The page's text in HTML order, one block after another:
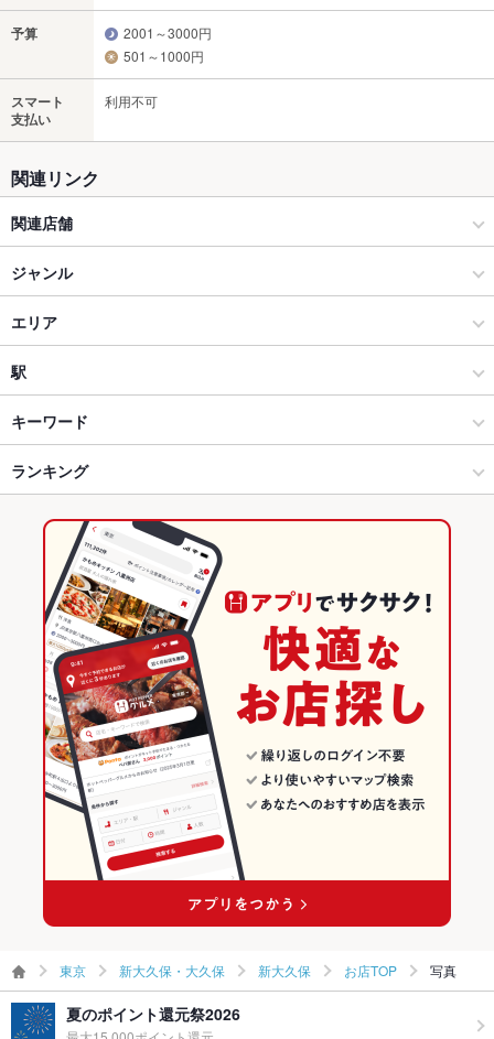
予算
2001～3000円
501～1000円
スマート
支払い
利用不可
関連リンク
関連店舗
新大久保 韓国横丁 『チュンヒャンジョン』
新大久保 韓国横丁 『上海ポチャ』
【完全オーダー制 韓国料理 食べ放題 新大久保】韓国横丁 第一食
新大久保 韓国横丁 『シンサドン ホランイ ホルモン』
新大久保 韓国横丁 『ホンデポチャ』
新大久保 韓国横丁 『COREANバル シャンパンマニア』
新大久保 韓国横丁 『海鮮ポチャ ヨスバンバダ』
新大久保 韓国横丁 『漢江の奇跡 (はんがんのきせき)』
新大久保 韓国横丁 『チキン屋』
新大久保 韓国横丁 『カラオケ』 ～横丁料理が持込み可能な完全
個室～
ジャンル
韓国料理
韓国料理全般
新大久保・大久保 × 韓国料理
新大久保・大久保 × 韓国料理全般
新大久保駅 × 韓国料理
新大久保駅 × 韓国料理全般
エリア
新大久保
新大久保 × 韓国料理
新大久保 × 韓国料理全般
東京 × 韓国料理
東京 × 韓国料理全般
駅
新大久保駅
キーワード
カキ料理・オイスター
ランキング
東京のグルメランキング
東京の韓国料理ランキング
新大久保・大久保のグルメランキング
新大久保・大久保の韓国料理ランキング
新大久保のグルメランキング
新大久保の韓国料理ランキング
東京 新大久保・大久保 新大久保 お店TOP 写真
夏のポイント還元祭2026